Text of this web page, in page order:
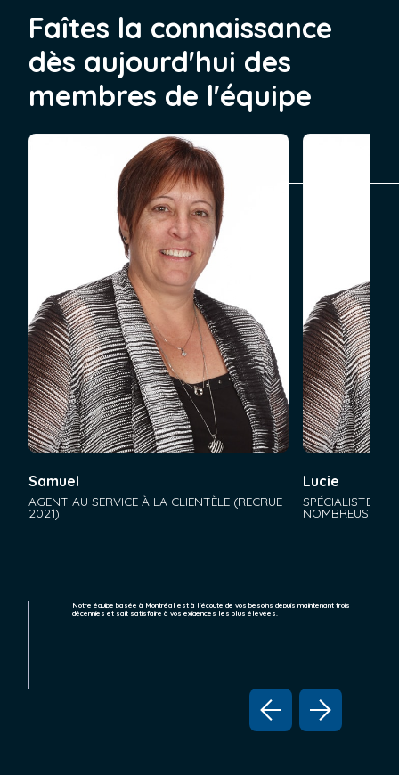
Faîtes la connaissance
dès aujourd'hui des
membres de l'équipe
Samuel
AGENT AU SERVICE À LA CLIENTÈLE (RECRUE
2021)
Lucie
SPÉCIALISTE DE
NOMBREUSES
Notre équipe basée à Montréal est à l'écoute de vos besoins depuis maintenant trois
décennies et sait satisfaire à vos exigences les plus élevées.